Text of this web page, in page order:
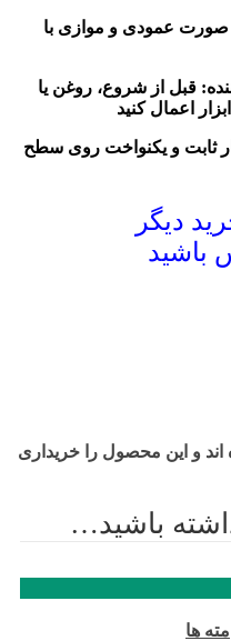
صورت عمودی و موازی با
قبل از شروع، روغن یا
اعمال کنید
ثابت و یکنواخت روی سطح
دیگر
باشید
و این محصول را خریداری
باشید…
مته ها